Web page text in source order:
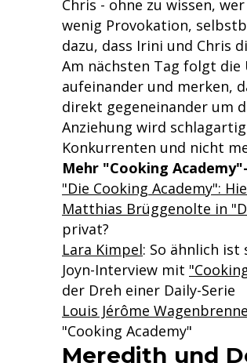
Chris - ohne zu wissen,
wenig Provokation,
dazu, dass Irini und Chris
Am nächsten Tag folgt die
aufeinander und merken,
direkt gegeneinander um
Anziehung wird
Konkurrenten und nicht
Mehr "Cooking
"Die Cooking Academy":
Matthias Brüggenolte in
privat?
Lara Kimpel: So ähnlich ist
Joyn-Interview mit
der Dreh einer Daily-Serie
Louis Jérôme
"Cooking Academy"
Meredith und